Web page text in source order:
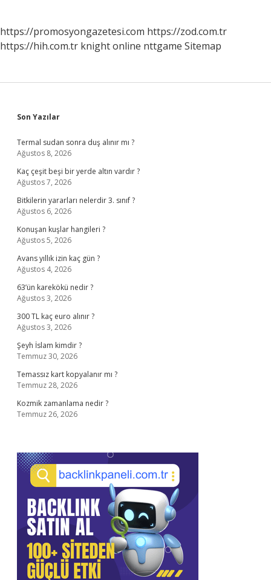
https://promosyongazetesi.com https://zod.com.tr
https://hih.com.tr knight online nttgame Sitemap
Sidebar
Son Yazılar
Termal sudan sonra duş alınır mı ?
Ağustos 8, 2026
Kaç çeşit beşi bir yerde altın vardır ?
Ağustos 7, 2026
Bitkilerin yararları nelerdir 3. sınıf ?
Ağustos 6, 2026
Konuşan kuşlar hangileri ?
Ağustos 5, 2026
Avans yıllık izin kaç gün ?
Ağustos 4, 2026
63’ün karekökü nedir ?
Ağustos 3, 2026
300 TL kaç euro alınır ?
Ağustos 3, 2026
Şeyh İslam kimdir ?
Temmuz 30, 2026
Temassız kart kopyalanır mı ?
Temmuz 28, 2026
Kozmik zamanlama nedir ?
Temmuz 26, 2026